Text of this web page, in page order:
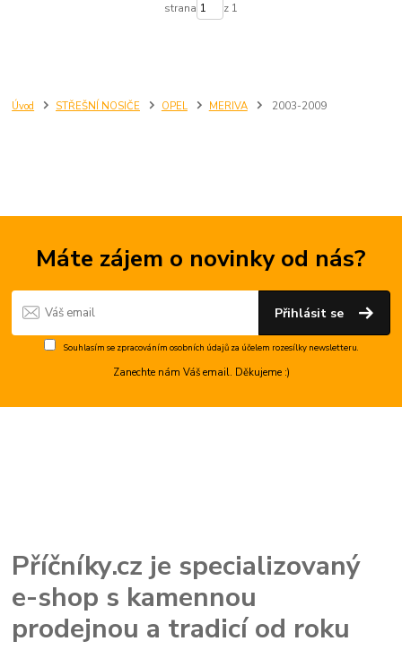
Úvod STŘEŠNÍ NOSIČE OPEL MERIVA 2003-2009
strana z 1
Máte zájem o novinky od nás?
Přihlásit se
Souhlasím se zpracováním osobních údajůza účelem rozesílky newsletteru.
Zanechte nám Váš email. Děkujeme :)
Příčníky.cz je specializovaný
e-shop s kamennou
prodejnou a tradicí od roku